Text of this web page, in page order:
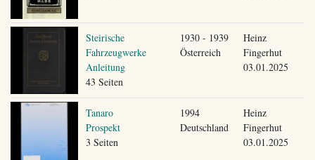
Steirische
Fahrzeugwerke
Anleitung
43 Seiten
1930 - 1939
Österreich
Heinz
Fingerhut
03.01.2025
Tanaro
Prospekt
3 Seiten
1994
Deutschland
Heinz
Fingerhut
03.01.2025